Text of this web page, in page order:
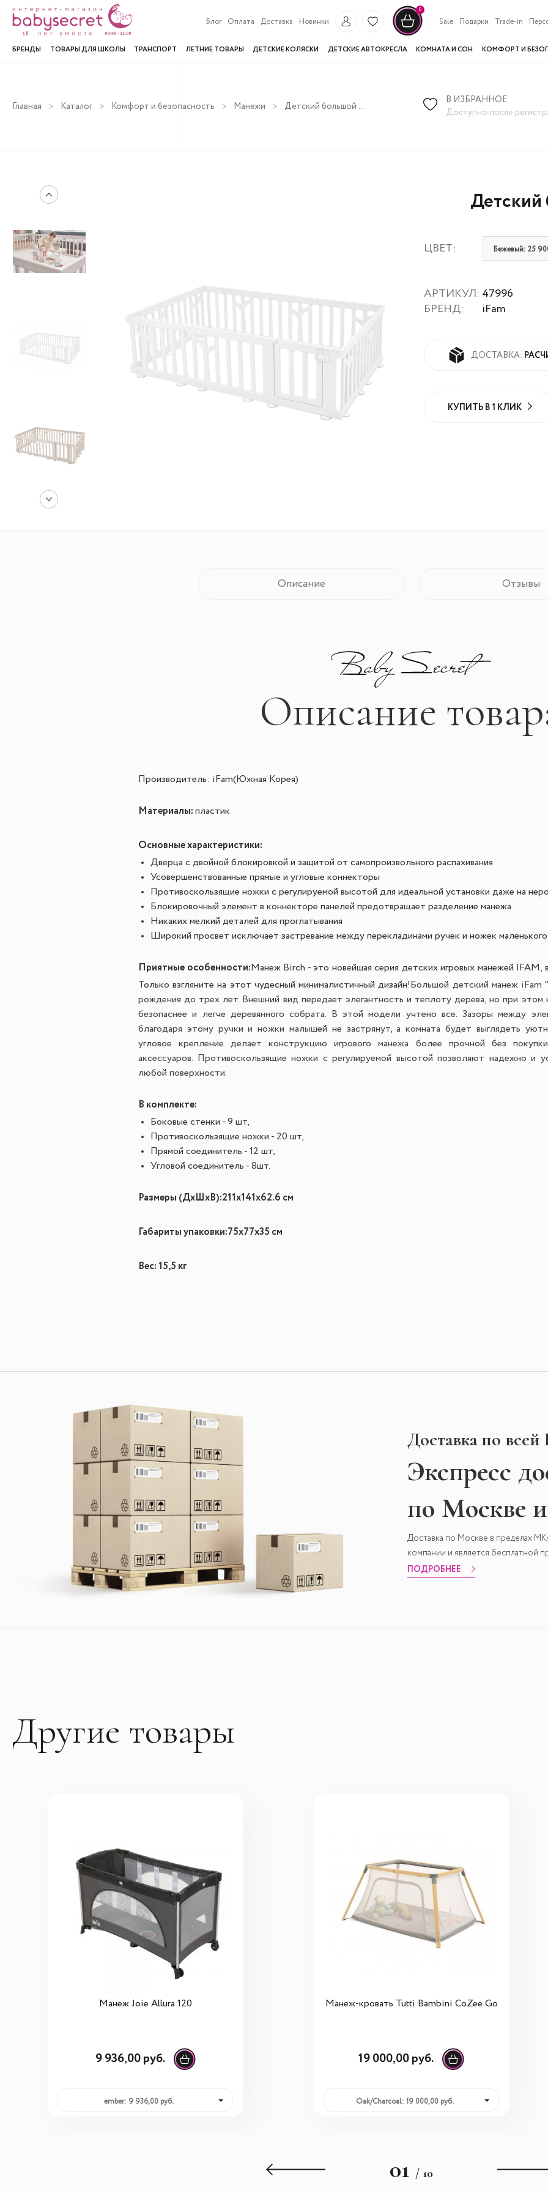
Блог Оплата Доставка Новинки
0
Sale Подарки Trade-in
БРЕНДЫ ТОВАРЫ ДЛЯ ШКОЛЫ ТРАНСПОРТ ЛЕТНИЕ ТОВАРЫ ДЕТСКИЕ КОЛЯСКИ ДЕТСКИЕ АВТОКРЕСЛА КОМНАТА И СОН КОМФОРТ И
Главная Каталог Комфорт и безопасность Манежи Детский большой манеж iFam Birch
В ИЗБРАННОЕ
Доступно после
ЦВЕТ: Бежевый: 25
АРТИКУЛ:
БРЕНД:
47996
iFam
ДОСТАВКА:
КУПИТЬ В 1 КЛИК
Описание Отзывы
Описание
Производитель: iFam(Южная Корея)
Материалы: пластик
Основные характеристики:
Дверца с двойной блокировкой и защитой от самопроизвольного распахивания
Усовершенствованные прямые и угловые коннекторы
Противоскользящие ножки с регулируемой высотой для идеальной установки даже на
Блокировочный элемент в коннекторе панелей предотвращает разделение манежа
Никаких мелкий деталей для проглатывания
Широкий просвет исключает застревание между перекладинами ручек и ножек
Приятные особенности: Манеж Birch - это новейшая серия детских игровых манежей IFAM,
Только взгляните на этот чудесный минималистичный дизайн! Большой детский манеж
рождения до трех лет. Внешний вид передает элегантность и теплоту дерева, но при этом
безопаснее и легче деревянного собрата. В этой модели учтено все. Зазоры между
благодаря этому ручки и ножки малышей не застрянут, а комната будет выглядеть
угловое крепление делает конструкцию игрового манежа более прочной без
аксессуаров. Противоскользящие ножки с регулируемой высотой позволяют надежно и
любой поверхности.
В комплекте:
Боковые стенки - 9 шт,
Противоскользящие ножки - 20 шт,
Прямой соединитель - 12 шт,
Угловой соединитель - 8шт.
Размеры (ДхШхВ):211х141х62.6 см
Габариты упаковки:75х77х35 см
Вес: 15,5 кг
Доставка по
Экспресс
по Москве
Доставка по Москве в пределах
компании и является бесплатной
ПОДРОБНЕЕ
Другие товары
Манеж Joie Allura 120
9 936,00 руб.
ember: 9 936,00 руб.
Манеж-кровать Tutti Bambini CoZee Go
19 000,00 руб.
Oak/Charcoal: 19 000,00 руб.
01 / 10